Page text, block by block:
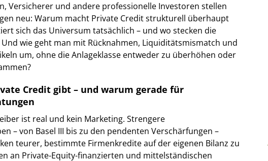
Versicherer und andere professionelle Investoren stellen
neu: Warum macht Private Credit strukturell überhaupt
sich das Universum tatsächlich – und wo stecken die
Und wie geht man mit Rücknahmen, Liquiditätsmismatch und
um, ohne die Anlageklasse entweder zu überhöhen oder
Credit gibt – und warum gerade für
ist real und kein Marketing. Strengere
– von Basel III bis zu den pendenten Verschärfungen –
teurer, bestimmte Firmenkredite auf der eigenen Bilanz zu
an Private-Equity-finanzierten und mittelständischen